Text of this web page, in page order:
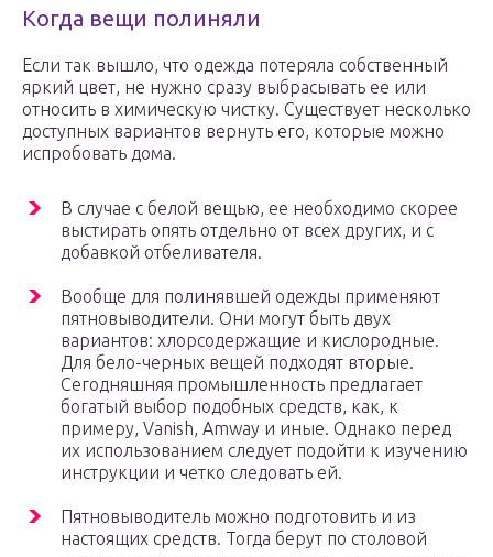
Когда вещи полиняли
Если так вышло, что одежда потеряла собственный
яркий цвет, не нужно сразу выбрасывать ее или
относить в химическую чистку. Существует несколько
доступных вариантов вернуть его, которые можно
испробовать дома.
В случае с белой вещью, ее необходимо скорее
выстирать опять отдельно от всех других, и с
добавкой отбеливателя.
Вообще для полинявшей одежды применяют
пятновыводители. Они могут быть двух
вариантов: хлорсодержащие и кислородные.
Для бело-черных вещей подходят вторые.
Сегодняшняя промышленность предлагает
богатый выбор подобных средств, как, к
примеру, Vanish, Amway и иные. Однако перед
их использованием следует подойти к изучению
инструкции и четко следовать ей.
Пятновыводитель можно подготовить и из
настоящих средств. Тогда берут по столовой